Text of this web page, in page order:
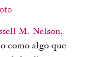
M. Nelson,
como algo que